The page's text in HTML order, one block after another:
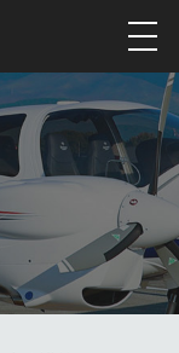
ナ
ビ
ゲ
ー
ョ
ン
の
切
替